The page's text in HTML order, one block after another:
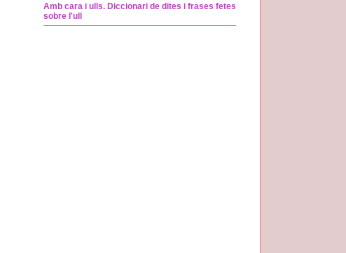
Amb cara i ulls. Diccionari de dites i frases fetes
sobre l'ull